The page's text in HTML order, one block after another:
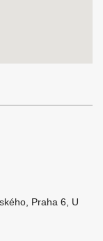
Praha 6, U